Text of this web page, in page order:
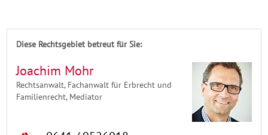
Diese Rechtsgebiet betreut für Sie:
Joachim Mohr
Rechtsanwalt, Fachanwalt für Erbrecht und
Familienrecht, Mediator